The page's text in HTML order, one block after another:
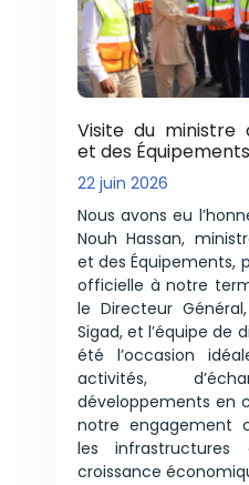
Visite du ministre
et des Équipements
22 juin 2026
Nous avons eu
Nouh Hassan,
et des Équipements,
officielle à notre
le Directeur
Sigad, et l’équipe de
été l’occasion
activités,
développements en
notre engagement
les
croissance